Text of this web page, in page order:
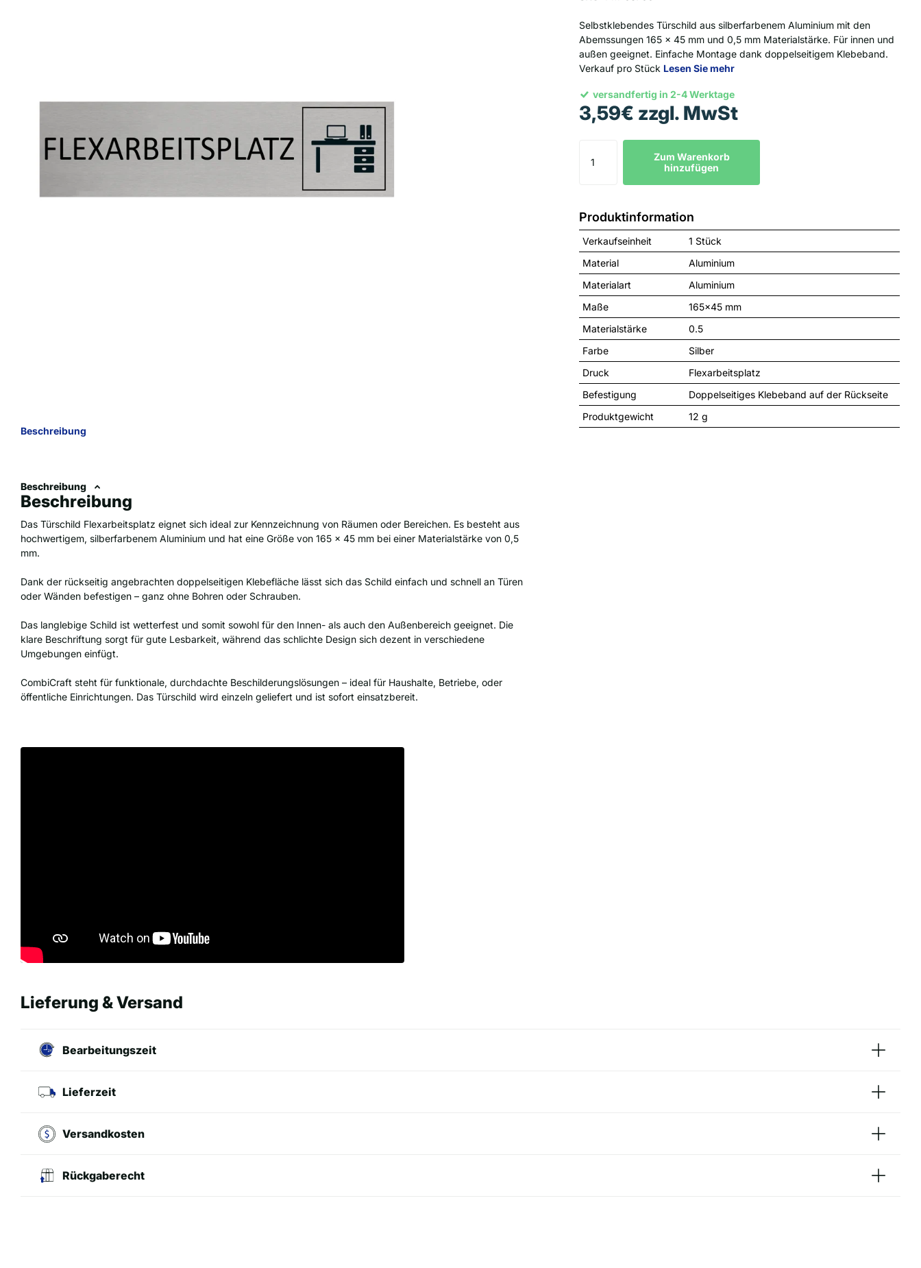
Beschreibung
Beschreibung
Beschreibung
Das Türschild Flexarbeitsplatz eignet sich ideal zur Kennzeichnung von Räumen oder Bereichen. Es besteht aus
hochwertigem, silberfarbenem Aluminium und hat eine Größe von 165 x 45 mm bei einer Materialstärke von 0,5
mm.
Dank der rückseitig angebrachten doppelseitigen Klebefläche lässt sich das Schild einfach und schnell an Türen
oder Wänden befestigen – ganz ohne Bohren oder Schrauben.
Das langlebige Schild ist wetterfest und somit sowohl für den Innen- als auch den Außenbereich geeignet. Die
klare Beschriftung sorgt für gute Lesbarkeit, während das schlichte Design sich dezent in verschiedene
Umgebungen einfügt.
CombiCraft steht für funktionale, durchdachte Beschilderungslösungen – ideal für Haushalte, Betriebe, oder
öffentliche Einrichtungen. Das Türschild wird einzeln geliefert und ist sofort einsatzbereit.
Selbstklebendes Türschild aus silberfarbenem Aluminium mit den
Abemssungen 165 x 45 mm und 0,5 mm Materialstärke. Für innen und
außen geeignet. Einfache Montage dank doppelseitigem Klebeband.
Verkauf pro Stück Lesen Sie mehr
versandfertig in 2-4 Werktage
3,59€ zzgl. MwSt
Zum Warenkorb
hinzufügen
Produktinformation
Verkaufseinheit
1 Stück
Material
Aluminium
Materialart
Aluminium
Maße
165x45 mm
Materialstärke
0.5
Farbe
Silber
Druck
Flexarbeitsplatz
Befestigung
Doppelseitiges Klebeband auf der Rückseite
Produktgewicht
12 g
Lieferung & Versand
Bearbeitungszeit
Lieferzeit
Versandkosten
Rückgaberecht